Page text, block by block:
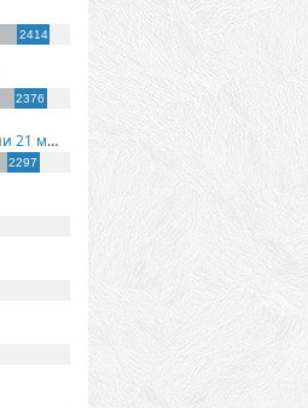
2414
2376
Поздравляю с днём поэзии 21 марта!
2297